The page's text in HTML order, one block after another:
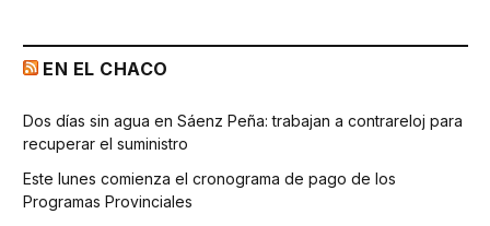
EN EL CHACO
Dos días sin agua en Sáenz Peña: trabajan a contrareloj para
recuperar el suministro
Este lunes comienza el cronograma de pago de los
Programas Provinciales